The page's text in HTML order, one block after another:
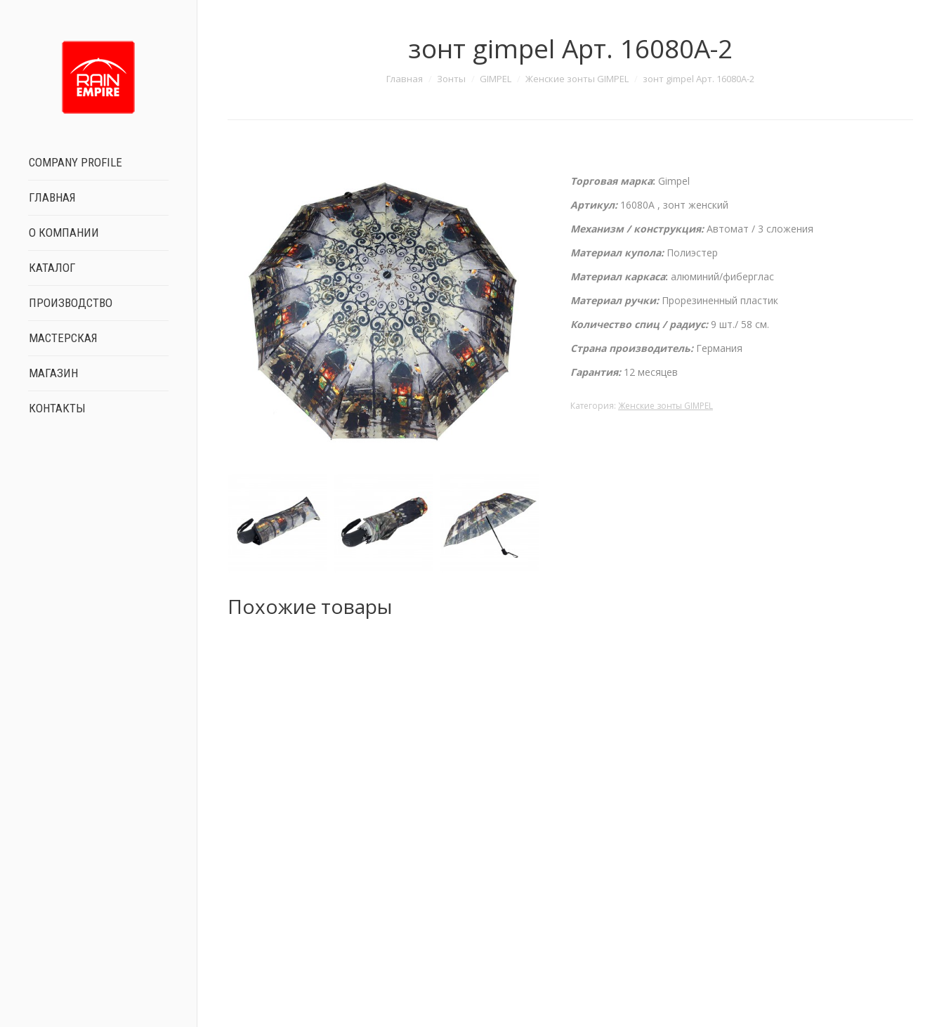
COMPANY PROFILE
ГЛАВНАЯ
О КОМПАНИИ
КАТАЛОГ
ПРОИЗВОДСТВО
МАСТЕРСКАЯ
МАГАЗИН
КОНТАКТЫ
зонт gimpel Арт. 16080A-2
Главная Зонты GIMPEL Женские зонты GIMPEL зонт gimpel Арт. 16080A-2
Торговая марка: Gimpel
Артикул: 16080A , зонт женский
Механизм / конструкция:Автомат / 3 сложения
Материал купола: Полиэстер
Материал каркаса: алюминий/фиберглас
Материал ручки:Прорезиненный пластик
Количество спиц / радиус:9 шт./ 58 см.
Страна производитель:Германия
Гарантия: 12 месяцев
Категория: Женские зонты GIMPEL
Похожие товары